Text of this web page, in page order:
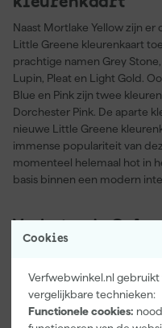
Cookies
Verfwebwinkel.nl
vergelijkbare technieken:
Functionele cookies:
Naast Mortlake Yellow zijn er
Little Greene kleurenkaart
prachtige namen Grey
Lupin, Pleat en Light Gold.
Blue en Pink zijn twee
Dorchester Pink. De aparte
nieuwe Little Greene
immense populariteit van
momenteel helemaal hot in
basis binnen een modern
kleurkaart
De nieuwe Colours of
vernieuwd, ook de
kaart is opgedeeld in twee
kleurtint en een deel met